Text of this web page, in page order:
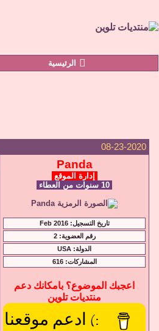
الرئيسية
08-23-2020
Panda
إدارة الموقع
تاريخ التسجيل: Feb 2016
رقم العضوية: 2
الدولة: USA
المشاركات: 616
اعجبك الموضوع؟ بامكانك دعم
منتديات تلوين
:) ادعم موقعنا